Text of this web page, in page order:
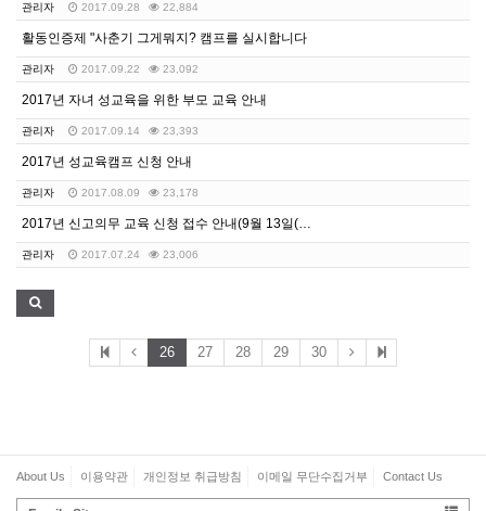
관리자 2017.09.28 22,884
활동인증제 "사춘기 그게뭐지? 캠프를 실시합니다
관리자 2017.09.22 23,092
2017년 자녀 성교육을 위한 부모 교육 안내
관리자 2017.09.14 23,393
2017년 성교육캠프 신청 안내
관리자 2017.08.09 23,178
2017년 신고의무 교육 신청 접수 안내(9월 13일(…
관리자 2017.07.24 23,006
26 27 28 29 30
About Us 이용약관 개인정보 취급방침 이메일 무단수집거부 Contact Us